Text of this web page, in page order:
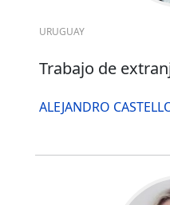
URUGUAY
Trabajo de
ALEJANDRO